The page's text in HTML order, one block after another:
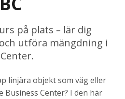
på plats – lär dig
utföra mängdning i
linjära objekt som väg eller
Center? I den här